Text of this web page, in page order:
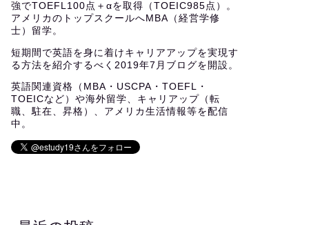
強でTOEFL100点＋αを取得（TOEIC985点）。
アメリカのトップスクールへMBA（経営学修
士）留学。
短期間で英語を身に着けキャリアアップを実現す
る方法を紹介するべく2019年7月ブログを開設。
英語関連資格（MBA・USCPA・TOEFL・
TOEICなど）や海外留学、キャリアップ（転
職、駐在、昇格）、アメリカ生活情報等を配信
中。